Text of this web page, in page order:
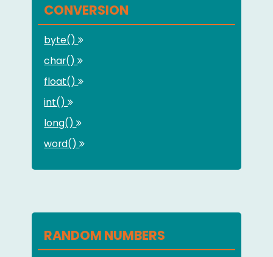
CONVERSION
byte()
char()
float()
int()
long()
word()
RANDOM NUMBERS